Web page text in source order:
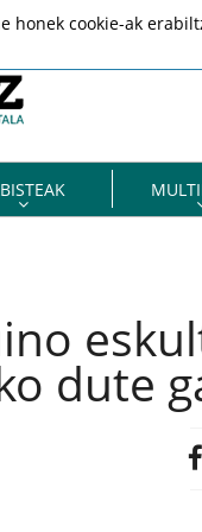
dute
honek cookie-ak